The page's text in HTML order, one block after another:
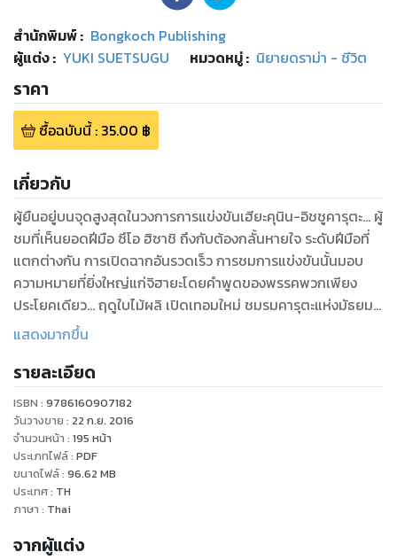
สำนักพิมพ์: Bongkoch Publishing
ผู้แต่ง : YUKI SUETSUGU หมวดหมู่: นิยายดราม่า - ชีวิต
ราคา
ซื้อฉบับนี้: 35.00 ฿
เกี่ยวกับ
ผู้ยืนอยู่บนจุดสูงสุดในวงการการแข่งขันเฮียะคุนิน-อิชชูคารุตะ... ผู้
ชมที่เห็นยอดฝีมือ ซึโอ ฮิซาชิ ถึงกับต้องกลั้นหายใจ ระดับฝีมือที่
แตกต่างกัน การเปิดฉากอันรวดเร็ว การชมการแข่งขันนั้นมอบ
ความหมายที่ยิ่งใหญ่แก่จิฮายะโดยคำพูดของพรรคพวกเพียง
ประโยคเดียว... ฤดูใบไม้ผลิ เปิดเทอมใหม่ ชมรมคารุตะแห่งมัธยมมิ
ซึซาว่าเดินหน้าอีกครั้งพร้อมกับสมาชิกใหม่! เปิดเทอมใหม่ที่ก่อ
คารุตะ!?
แสดงมากขึ้น
รายละเอียด
ISBN : 9786160907182
วันวางขาย : 22 ก.ย. 2016
จำนวนหน้า : 195 หน้า
ประเภทไฟล์: PDF
ขนาดไฟล์: 96.62 MB
ประเทศ: TH
ภาษา : Thai
จากผู้แต่ง